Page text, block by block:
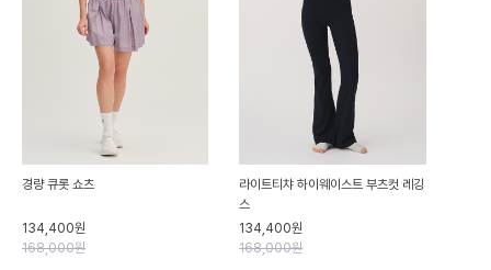
경량 큐롯 쇼츠
134,400원
168,000원
라이트티챠 하이웨이스트 부츠컷 레깅
스
134,400원
168,000원